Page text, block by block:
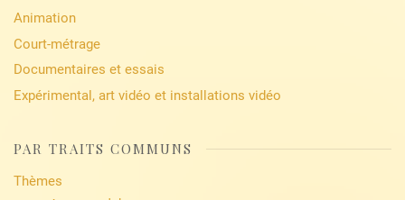
Animation
Court-métrage
Documentaires et essais
Expérimental, art vidéo et installations vidéo
PAR TRAITS COMMUNS
Thèmes